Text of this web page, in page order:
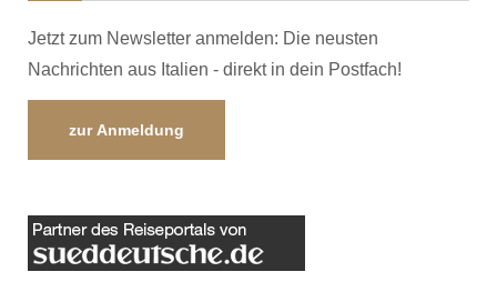
Jetzt zum Newsletter anmelden: Die neusten
Nachrichten aus Italien - direkt in dein Postfach!
zur Anmeldung